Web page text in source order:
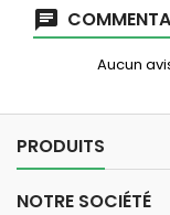
Aucun
PRODUITS
NOTRE SOCIÉTÉ